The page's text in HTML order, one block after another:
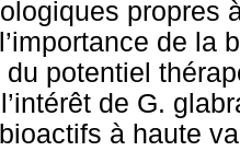
propres
de la
du potentiel
de G.
à haute